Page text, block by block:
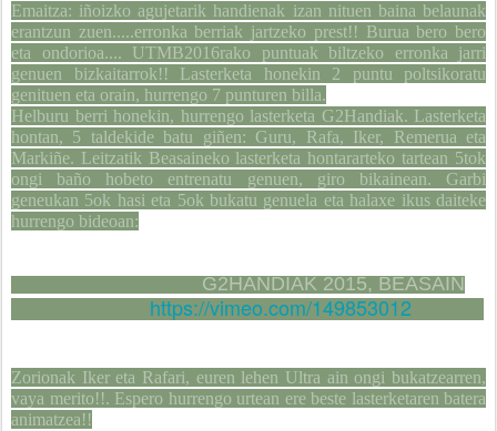
Emaitza: iñoizko agujetarik handienak izan nituen baina belaunak
erantzun zuen.....erronka berriak jartzeko prest!! Burua bero bero
eta ondorioa.... UTMB2016rako puntuak biltzeko erronka jarri
genuen bizkaitarrok!! Lasterketa honekin 2 puntu poltsikoratu
genituen eta orain, hurrengo 7 punturen billa.
Helburu berri honekin, hurrengo lasterketa G2Handiak. Lasterketa
hontan, 5 taldekide batu giñen: Guru, Rafa, Iker, Remerua eta
Markiñe. Leitzatik Beasaineko lasterketa hontararteko tartean 5tok
ongi baño hobeto entrenatu genuen, giro bikainean. Garbi
geneukan 5ok hasi eta 5ok bukatu genuela eta halaxe ikus daiteke
hurrengo bideoan:
G2HANDIAK 2015, BEASAIN
https://vimeo.com/149853012
Zorionak Iker eta Rafari, euren lehen Ultra ain ongi bukatzearren,
vaya merito!!. Espero hurrengo urtean ere beste lasterketaren batera
animatzea!!